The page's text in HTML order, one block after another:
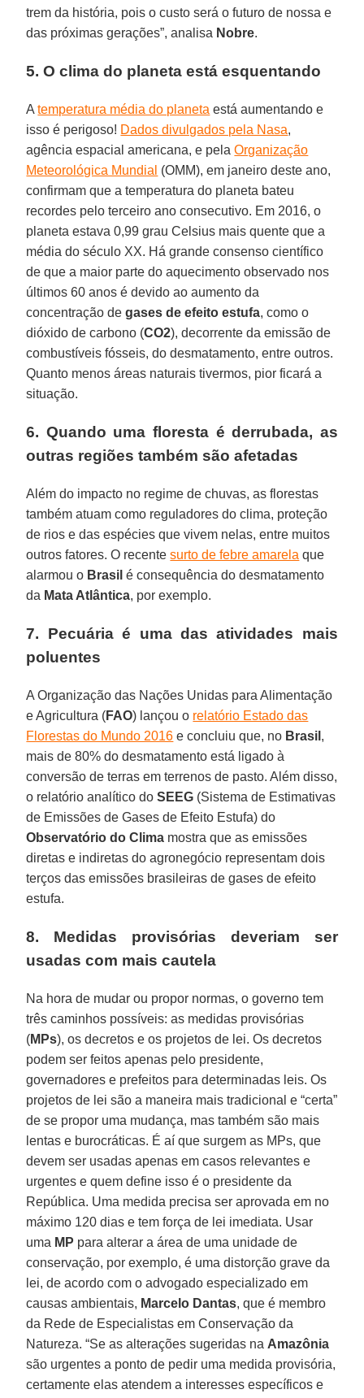
trem da história, pois o custo será o futuro de nossa e
das próximas gerações”, analisa Nobre.
5. O clima do planeta está esquentando
Atemperatura média do planeta está aumentando e
isso é perigoso! Dados divulgados pela Nasa,
agência espacial americana, e pelaOrganização
Meteorológica Mundial (OMM), em janeiro deste ano,
confirmam que a temperatura do planeta bateu
recordes pelo terceiro ano consecutivo. Em 2016, o
planeta estava 0,99 grau Celsius mais quente que a
média do século XX. Há grande consenso científico
de que a maior parte do aquecimento observado nos
últimos 60 anos é devido ao aumento da
concentração degases de efeito estufa, como o
dióxido de carbono (CO2), decorrente da emissão de
combustíveis fósseis, do desmatamento, entre outros.
Quanto menos áreas naturais tivermos, pior ficará a
situação.
6. Quando uma floresta é derrubada, as
outras regiões também são afetadas
Além do impacto no regime de chuvas, as florestas
também atuam como reguladores do clima, proteção
de rios e das espécies que vivem nelas, entre muitos
outros fatores. O recentesurto de febre amarela que
alarmou o Brasil é consequência do desmatamento
da Mata Atlântica, por exemplo.
7. Pecuária é uma das atividades mais
poluentes
A Organização das Nações Unidas para Alimentação
e Agricultura (FAO) lançou o relatório Estado das
Florestas do Mundo 2016 e concluiu que, no Brasil ,
mais de 80% do desmatamento está ligado à
conversão de terras em terrenos de pasto. Além disso,
o relatório analítico doSEEG (Sistema de Estimativas
de Emissões de Gases de Efeito Estufa) do
Observatório do Clima mostra que as emissões
diretas e indiretas do agronegócio representam dois
terços das emissões brasileiras de gases de efeito
estufa.
8. Medidas provisórias deveriam ser
usadas com mais cautela
Na hora de mudar ou propor normas, o governo tem
três caminhos possíveis: as medidas provisórias
(MPs), os decretos e os projetos de lei. Os decretos
podem ser feitos apenas pelo presidente,
governadores e prefeitos para determinadas leis. Os
projetos de lei são a maneira mais tradicional e “certa”
de se propor uma mudança, mas também são mais
lentas e burocráticas. É aí que surgem as MPs, que
devem ser usadas apenas em casos relevantes e
urgentes e quem define isso é o presidente da
República. Uma medida precisa ser aprovada em no
máximo 120 dias e tem força de lei imediata. Usar
uma MP para alterar a área de uma unidade de
conservação, por exemplo, é uma distorção grave da
lei, de acordo com o advogado especializado em
causas ambientais, Marcelo Dantas, que é membro
da Rede de Especialistas em Conservação da
Natureza. “Se as alterações sugeridas na Amazônia
são urgentes a ponto de pedir uma medida provisória,
certamente elas atendem a interesses específicos e